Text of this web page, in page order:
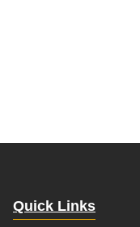
Quick Links